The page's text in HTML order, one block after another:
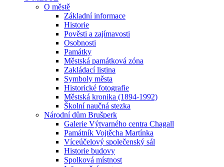
O městě
Základní informace
Historie
Pověsti a zajímavosti
Osobnosti
Památky
Městská památková zóna
Zakládací listina
Symboly města
Historické fotografie
Městská kronika (1894-1992)
Školní naučná stezka
Národní dům Brušperk
Galerie Výtvarného centra Chagall
Památník Vojtěcha Martínka
Víceúčelový společenský sál
Historie budovy
Spolková místnost